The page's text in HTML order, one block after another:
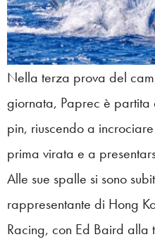
Nella terza prova del
giornata, Paprec è
pin, riuscendo a
prima virata e a
Alle sue spalle si sono
rappresentante di Hong
Racing, con Ed Baird alla